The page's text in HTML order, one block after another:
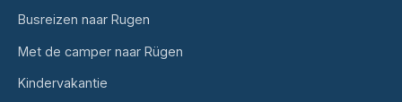
Busreizen naar Rugen
Met de camper naar Rügen
Kindervakantie